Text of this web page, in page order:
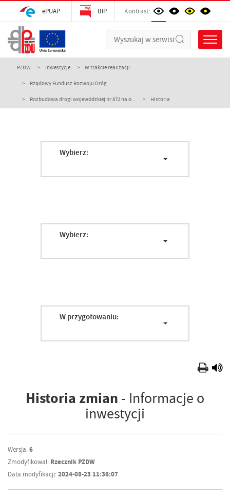
ePUAP BIP Kontrast:
PZDW Inwestycje W trakcie realizacji
Rządowy Fundusz Rozwoju Dróg
Rozbudowa drogi wojewódzkiej nr 872 na o... Historia
Wybierz:
Wybierz:
W przygotowaniu:
Historia zmian - Informacje o
inwestycji
Wersja:6
Zmodyfikował: Rzecznik PZDW
Data modyfikacji:2024-08-23 11:36:07